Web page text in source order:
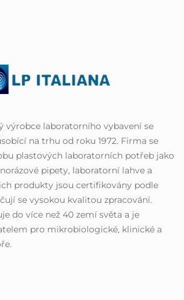
výrobce laboratorního vybavení se
na trhu od roku 1972. Firma se
plastových laboratorních potřeb jako
pipety, laboratorní lahve a
produkty jsou certifikovány podle
se vysokou kvalitou zpracování.
do více než 40 zemí světa a je
pro mikrobiologické, klinické a